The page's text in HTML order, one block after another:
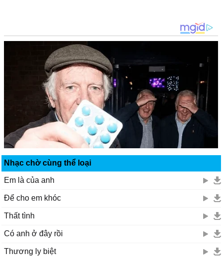
Nhạc chờ cùng thể loại
Em là của anh
Để cho em khóc
Thất tình
Có anh ở đây rồi
Thương ly biệt